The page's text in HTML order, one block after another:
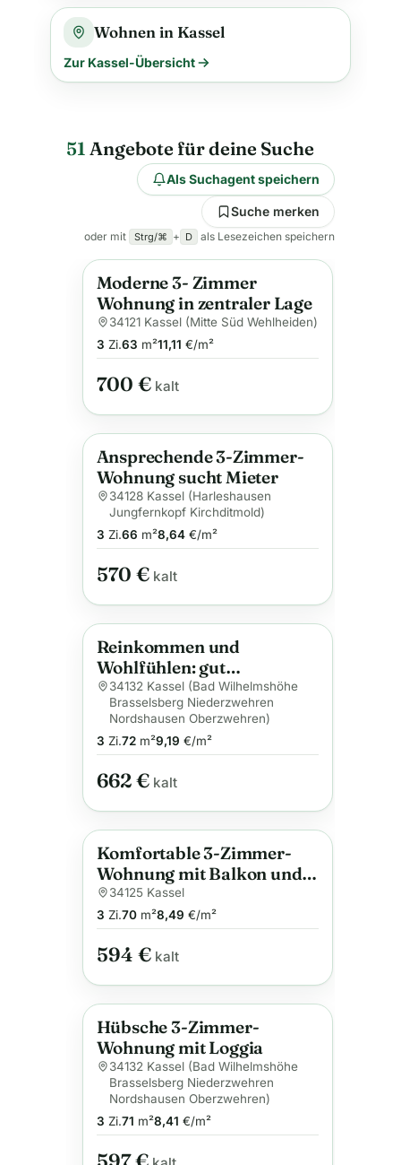
Wohnen in Kassel
Zur Kassel-Übersicht
51 Angebote für deine Suche
Als Suchagent speichern
Suche merken
oder mit Strg/⌘ + D als Lesezeichen speichern
Anzeige
Moderne 3- Zimmer
Wohnung in zentraler Lage
34121 Kassel (Mitte Süd Wehlheiden)
3 Zi.63 m²11,11 €/m²
700 €kalt
Anzeige
Ansprechende 3-Zimmer-
Wohnung sucht Mieter
34128 Kassel (Harleshausen
Jungfernkopf Kirchditmold)
3 Zi.66 m²8,64€/m²
570 €kalt
Anzeige
Reinkommen und
Wohlfühlen: gut
geschnittene 3-Zimmer-
Wohnung
34132 Kassel (Bad Wilhelmshöhe
Brasselsberg Niederzwehren
Nordshausen Oberzwehren)
3 Zi.72m²9,19 €/m²
662 €kalt
Anzeige
Komfortable 3-Zimmer-
Wohnung mit Balkon und
Keller auf ca. 70 m²
34125 Kassel
3 Zi.70m²8,49 €/m²
594 €kalt
Anzeige
Hübsche 3-Zimmer-
Wohnung mit Loggia
34132 Kassel (Bad Wilhelmshöhe
Brasselsberg Niederzwehren
Nordshausen Oberzwehren)
3 Zi.71 m²8,41 €/m²